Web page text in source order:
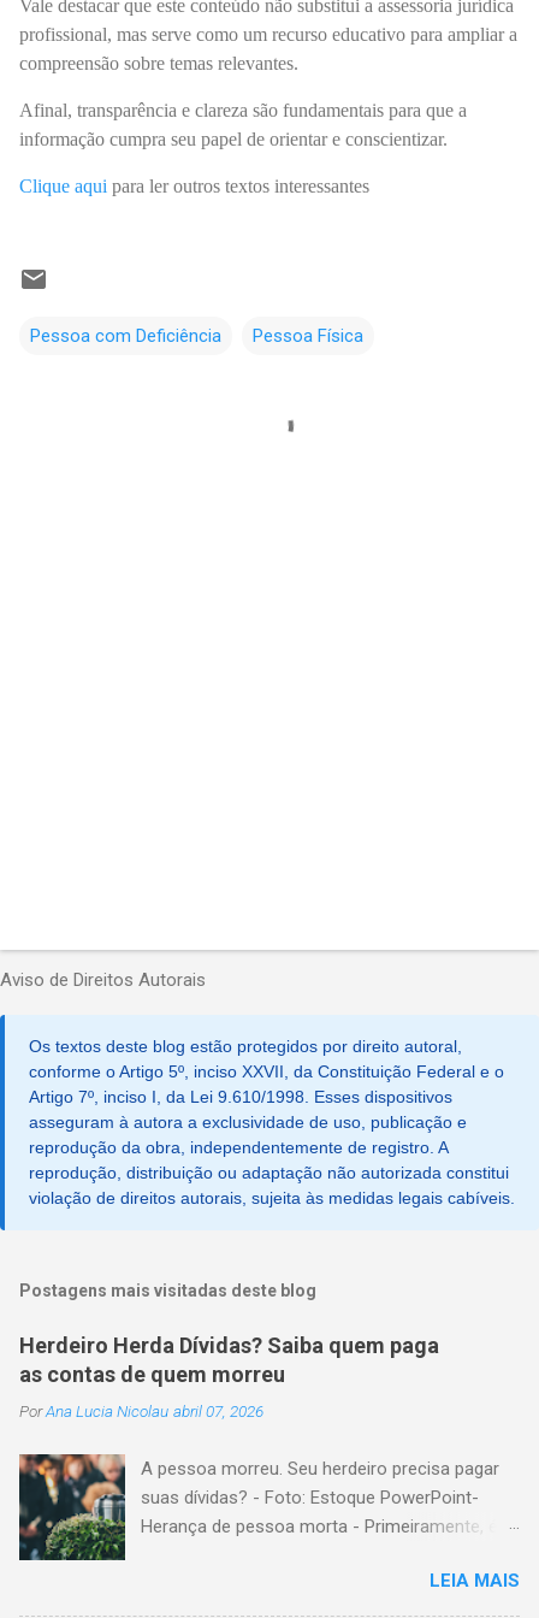
Vale destacar que este conteúdo não substitui a assessoria jurídica
profissional, mas serve como um recurso educativo para ampliar a
compreensão sobre temas relevantes.
Afinal, transparência e clareza são fundamentais para que a
informação cumpra seu papel de orientar e conscientizar.
Clique aqui para ler outros textos interessantes
Pessoa com Deficiência Pessoa Física
Aviso de Direitos Autorais
Os textos deste blog estão protegidos por direito autoral,
conforme o Artigo 5º, inciso XXVII, da Constituição Federal e o
Artigo 7º, inciso I, da Lei 9.610/1998. Esses dispositivos
asseguram à autora a exclusividade de uso, publicação e
reprodução da obra, independentemente de registro. A
reprodução, distribuição ou adaptação não autorizada constitui
violação de direitos autorais, sujeita às medidas legais cabíveis.
Postagens mais visitadas deste blog
Herdeiro Herda Dívidas? Saiba quem paga
as contas de quem morreu
PorAna Lucia Nicolau abril 07, 2026
A pessoa morreu. Seu herdeiro precisa pagar
suas dívidas? - Foto: Estoque PowerPoint-
Herança de pessoa morta - Primeiramente, é
formado pelos elementos, para transmissão
aos sucessores. Esses elementos são: A)
LEIA MAIS